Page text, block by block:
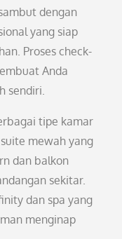
dengan
yang siap
Proses check-
Anda
sendiri.
tipe kamar
mewah yang
dan balkon
sekitar.
dan spa yang
menginap